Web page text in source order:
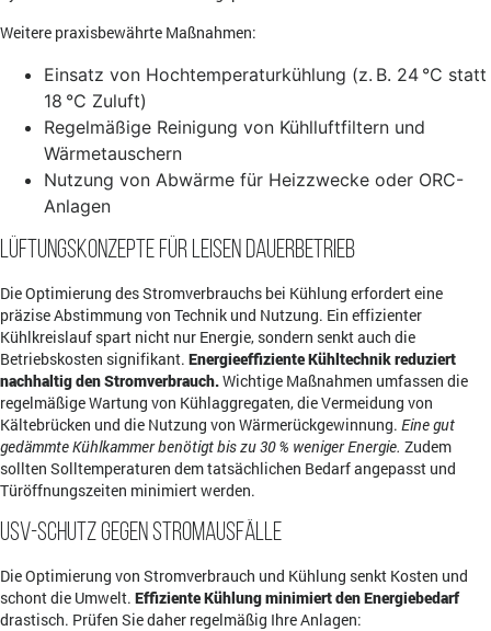
Weitere praxisbewährte Maßnahmen:
Einsatz von Hochtemperaturkühlung (z. B. 24 °C statt
18 °C Zuluft)
Regelmäßige Reinigung von Kühlluftfiltern und
Wärmetauschern
Nutzung von Abwärme für Heizzwecke oder ORC-
Anlagen
Lüftungskonzepte für leisen Dauerbetrieb
Die Optimierung des Stromverbrauchs bei Kühlung erfordert eine
präzise Abstimmung von Technik und Nutzung. Ein effizienter
Kühlkreislauf spart nicht nur Energie, sondern senkt auch die
Betriebskosten signifikant. Energieeffiziente Kühltechnik reduziert
nachhaltig den Stromverbrauch.Wichtige Maßnahmen umfassen die
regelmäßige Wartung von Kühlaggregaten, die Vermeidung von
Kältebrücken und die Nutzung von Wärmerückgewinnung. Eine gut
gedämmte Kühlkammer benötigt bis zu 30 % weniger Energie. Zudem
sollten Solltemperaturen dem tatsächlichen Bedarf angepasst und
Türöffnungszeiten minimiert werden.
USV-Schutz gegen Stromausfälle
Die Optimierung von Stromverbrauch und Kühlung senkt Kosten und
schont die Umwelt. Effiziente Kühlung minimiert den Energiebedarf
drastisch. Prüfen Sie daher regelmäßig Ihre Anlagen: